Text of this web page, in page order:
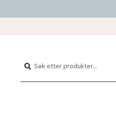
navigasjon
Søk
Søk